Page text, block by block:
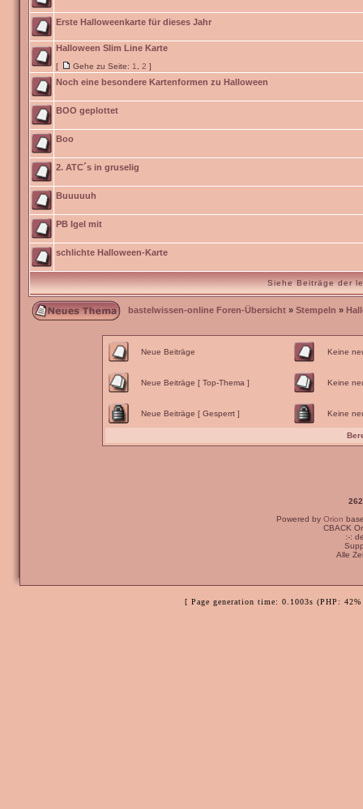
Erste Halloweenkarte für dieses Jahr
Halloween Slim Line Karte
[ Gehe zu Seite: 1 2 ]
Noch eine besondere Kartenformen zu Halloween
BOO geplottet
Boo
2. ATC´s in gruselig
Buuuuuh
PB Igel mit
schlichte Halloween-Karte
Siehe Beiträge der
bastelwissen-online Foren-Übersicht » Stempeln »
Neue Beiträge Keine
Neue Beiträge [ Top-Thema ] Keine
Neue Beiträge [ Gesperrt ] Keine
Powered by Orion
CBACK
:-:
Alle
[ Page generation time: 0.1003s (PHP: